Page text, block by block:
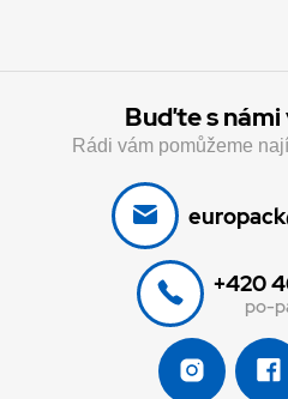
Buďte s
Rádi vám pomůžeme
+420
po-